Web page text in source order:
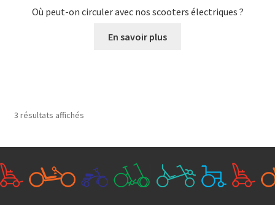
Où peut-on circuler avec nos scooters électriques ?
En savoir plus
3 résultats affichés